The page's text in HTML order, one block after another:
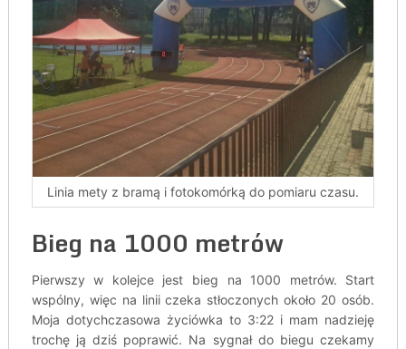
Linia mety z bramą i fotokomórką do pomiaru czasu.
Bieg na 1000 metrów
Pierwszy w kolejce jest bieg na 1000 metrów. Start
wspólny, więc na linii czeka stłoczonych około 20 osób.
Moja dotychczasowa życiówka to 3:22 i mam nadzieję
trochę ją dziś poprawić. Na sygnał do biegu czekamy